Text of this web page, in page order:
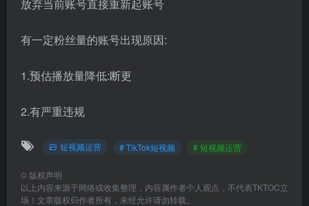
放弃当前账号直接重新起账号
有一定粉丝量的账号出现原因:
1.预估播放量降低:断更
2.有严重违规
短视频运营 # TikTok短视频 # 短视频运营
© 版权声明
以上内容来源于网络或收集整理，内容属作者个人观点，不代表TKTOC立
场！文章版权归作者所有，未经允许请勿转载。